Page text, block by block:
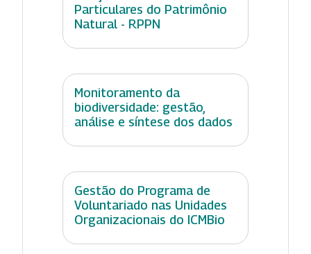
Particulares do Patrimônio
Natural - RPPN
Monitoramento da
biodiversidade: gestão,
análise e síntese dos dados
Gestão do Programa de
Voluntariado nas Unidades
Organizacionais do ICMBio